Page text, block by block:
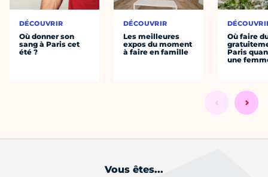
DÉCOUVRIR
Où donner son
sang à Paris cet
été ?
DÉCOUVRIR
Les meilleures
expos du moment
à faire en famille
Où faire
Paris
une
Vous êtes...